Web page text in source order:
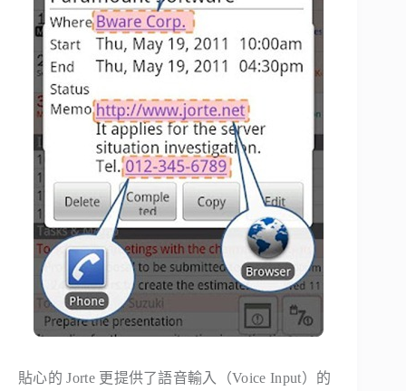
貼心的 Jorte 更提供了語音輸入（Voice Input）的